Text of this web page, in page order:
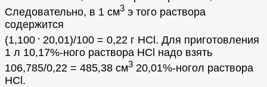
Следовательно, в 1 см3 э того раствора
содержится
(1,100 . 20,01)/100 = 0,22 г HCl. Для приготовления
1 л 10,17%-ного раствора HCl надо взять
106,785/0,22 = 485,38 см3 20,01%-ногол раствора
HCl.